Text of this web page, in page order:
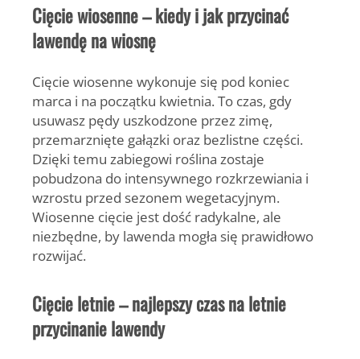
Cięcie wiosenne – kiedy i jak przycinać
lawendę na wiosnę
Cięcie wiosenne wykonuje się pod koniec
marca i na początku kwietnia. To czas, gdy
usuwasz pędy uszkodzone przez zimę,
przemarznięte gałązki oraz bezlistne części.
Dzięki temu zabiegowi roślina zostaje
pobudzona do intensywnego rozkrzewiania i
wzrostu przed sezonem wegetacyjnym.
Wiosenne cięcie jest dość radykalne, ale
niezbędne, by lawenda mogła się prawidłowo
rozwijać.
Cięcie letnie – najlepszy czas na letnie
przycinanie lawendy